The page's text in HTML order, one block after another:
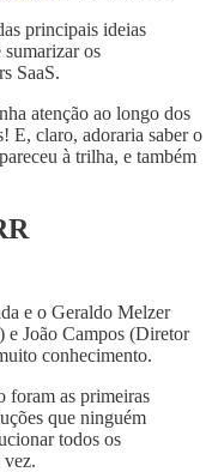
principais ideias
sumarizar os
SaaS.
atenção ao longo dos
E, claro, adoraria saber o
à trilha, e também
e o Geraldo Melzer
e João Campos (Diretor
conhecimento.
foram as primeiras
que ninguém
todos os
vez.